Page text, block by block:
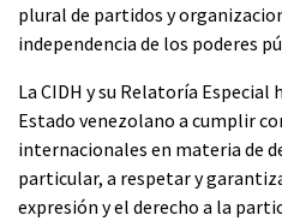
plural de partidos y
independencia de los poderes
La CIDH y su Relatoría
Estado venezolano a cumplir
internacionales en materia de
particular, a respetar y
expresión y el derecho a la